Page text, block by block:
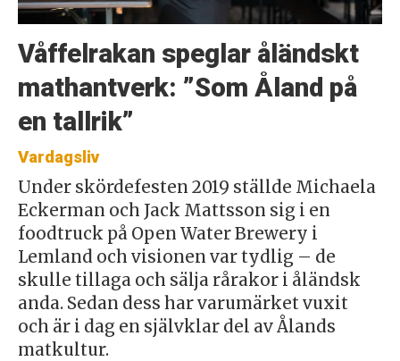
Våffelrakan speglar åländskt
mathantverk: ”Som Åland på
en tallrik”
Vardagsliv
Under skördefesten 2019 ställde Michaela
Eckerman och Jack Mattsson sig i en
foodtruck på Open Water Brewery i
Lemland och visionen var tydlig – de
skulle tillaga och sälja rårakor i åländsk
anda. Sedan dess har varumärket vuxit
och är i dag en självklar del av Ålands
matkultur.